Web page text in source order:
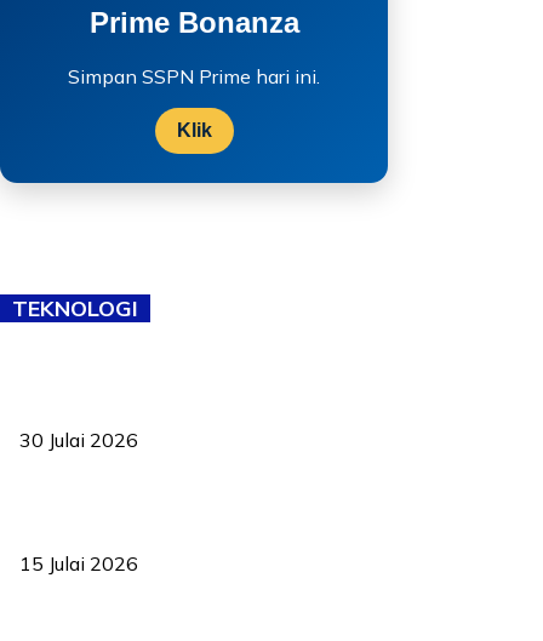
Prime Bonanza
Simpan SSPN Prime hari ini.
Klik
TEKNOLOGI
30 Julai 2026
15 Julai 2026